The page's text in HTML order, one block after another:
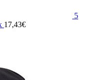
5
17,43€